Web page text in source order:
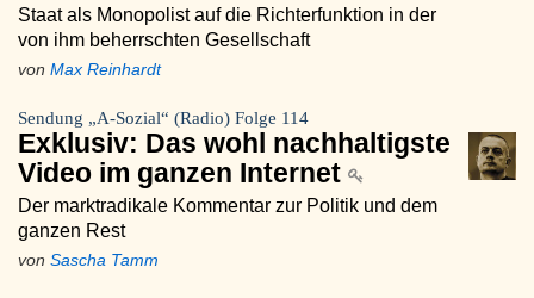
Staat als Monopolist auf die Richterfunktion in der
von ihm beherrschten Gesellschaft
von Max Reinhardt
Sendung „A-Sozial“ (Radio) Folge 114
Exklusiv: Das wohl nachhaltigste
Video im ganzen Internet
Der marktradikale Kommentar zur Politik und dem
ganzen Rest
von Sascha Tamm